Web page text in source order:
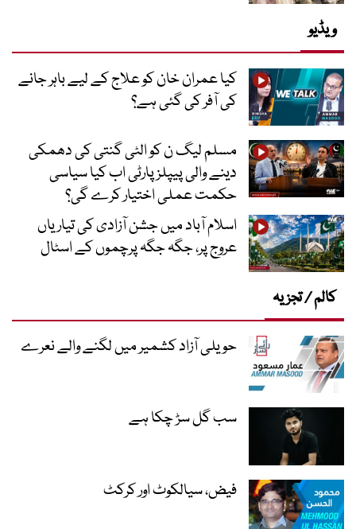
ویڈیو
کیا عمران خان کو علاج کے لیے باہر جانے
کی آفر کی گئی ہے؟
مسلم لیگ ن کو الٹی گنتی کی دھمکی
دینے والی پیپلز پارٹی اب کیا سیاسی
حکمت عملی اختیار کرے گی؟
اسلام آباد میں جشن آزادی کی تیاریاں
عروج پر، جگہ جگہ پرچموں کے اسٹال
کالم / تجزیہ
حویلی آزاد کشمیر میں لگنے والے نعرے
سب گل سڑ چکا ہے
فیض، سیالکوٹ اور کرکٹ